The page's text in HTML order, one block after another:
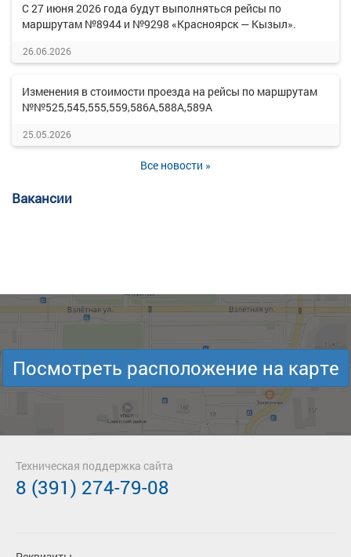
С 27 июня 2026 года будут выполняться рейсы по
маршрутам №8944 и №9298 «Красноярск — Кызыл».
26.06.2026
Изменения в стоимости проезда на рейсы по маршрутам
№№525,545,555,559,586А,588А,589А
25.05.2026
Все новости »
Вакансии
Посмотреть расположение на карте
Техническая поддержка сайта
8 (391) 274-79-08